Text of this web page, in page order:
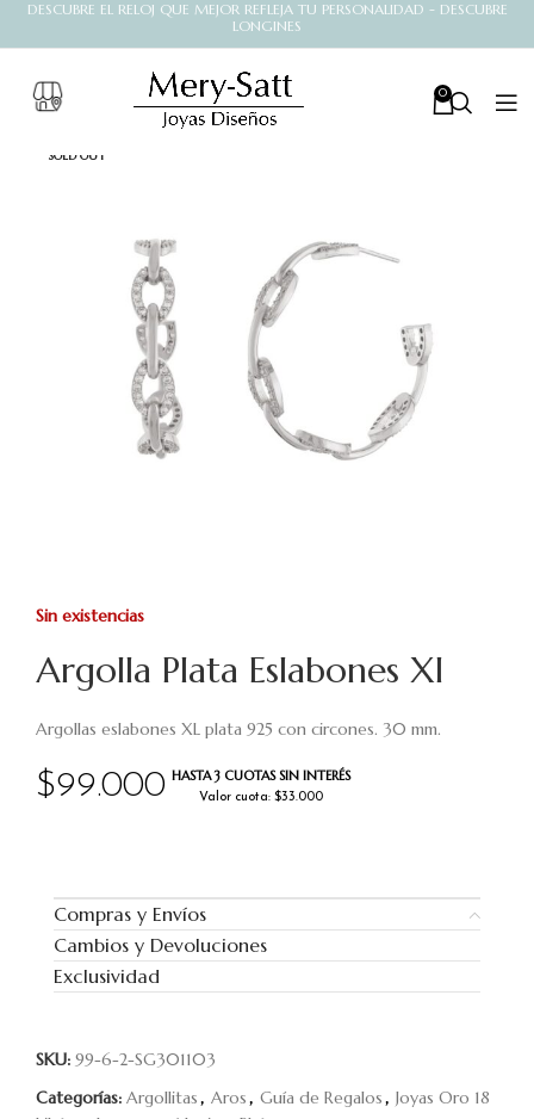
DESCUBRE EL RELOJ QUE MEJOR REFLEJA TU PERSONALIDAD - DESCUBRE
LONGINES
0
SOLD OUT
Argolla Plata Eslabones Xl
$99.000 HASTA 3 CUOTAS SIN INTERÉS
Valor cuota: $33.000
Argollas eslabones XL plata 925 con circones. 30 mm.
Sin existencias
Compras y Envíos
Cambios y Devoluciones
Exclusividad
SKU: 99-6-2-SG301103
Categorías: Argollitas, Aros, Guía de Regalos, Joyas Oro 18